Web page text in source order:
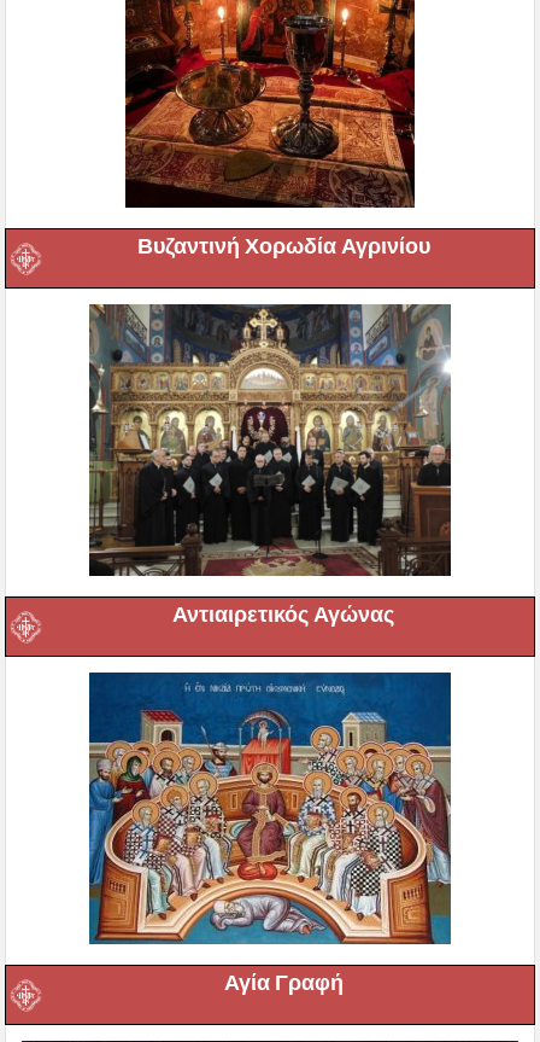
Βυζαντινή Χορωδία Αγρινίου
Αντιαιρετικός Αγώνας
Αγία Γραφή